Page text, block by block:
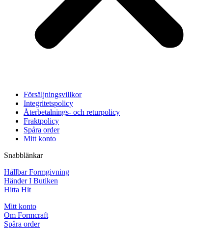
Försäljningsvillkor
Integritetspolicy
Återbetalnings- och returpolicy
Fraktpolicy
Spåra order
Mitt konto
Snabblänkar
Hållbar Formgivning
Händer I Butiken
Hitta Hit
Mitt konto
Om Formcraft
Spåra order